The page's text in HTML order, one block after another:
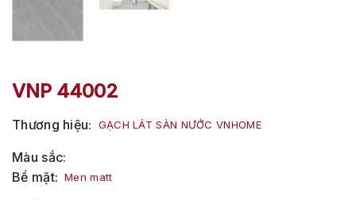
VNP 44002
Thương hiệu GẠCH LÁT SÀN NƯỚC VNHOME
Màu sắc
Bề mặt
Men matt